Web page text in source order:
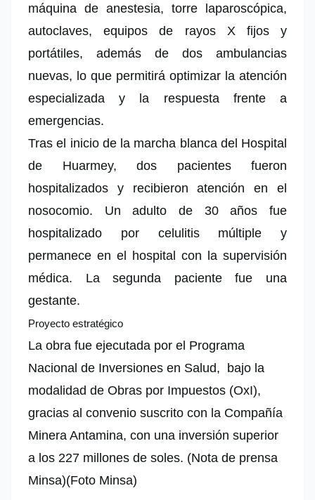
máquina de anestesia, torre laparoscópica,
autoclaves, equipos de rayos X fijos y
portátiles, además de dos ambulancias
nuevas, lo que permitirá optimizar la atención
especializada y la respuesta frente a
emergencias.
Tras el inicio de la marcha blanca del Hospital
de Huarmey, dos pacientes fueron
hospitalizados y recibieron atención en el
nosocomio. Un adulto de 30 años fue
hospitalizado por celulitis múltiple y
permanece en el hospital con la supervisión
médica. La segunda paciente fue una
gestante.
Proyecto estratégico
La obra fue ejecutada por el Programa
Nacional de Inversiones en Salud, bajo la
modalidad de Obras por Impuestos (OxI),
gracias al convenio suscrito con la Compañía
Minera Antamina, con una inversión superior
a los 227 millones de soles. (Nota de prensa
Minsa)(Foto Minsa)